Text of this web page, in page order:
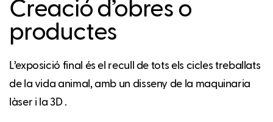
Creació d’obres o
productes
L’exposició final és el recull de tots els cicles treballats
de la vida animal, amb un disseny de la maquinaria
làser i la 3D .